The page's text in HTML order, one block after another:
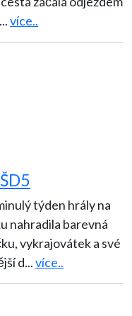
...více..
týden hrály na
nahradila barevná
vykrajovátek a své
d...více..